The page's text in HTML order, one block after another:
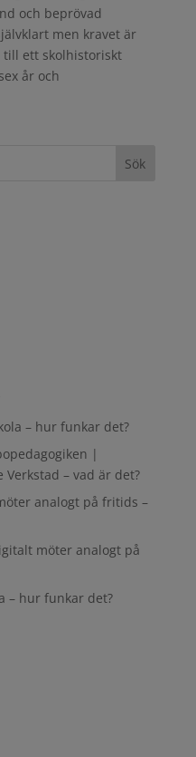
och beprövad
men kravet är
till ett skolhistoriskt
år och
– hur funkar det?
|
Verkstad – vad är det?
analogt på fritids –
möter analogt på
– hur funkar det?